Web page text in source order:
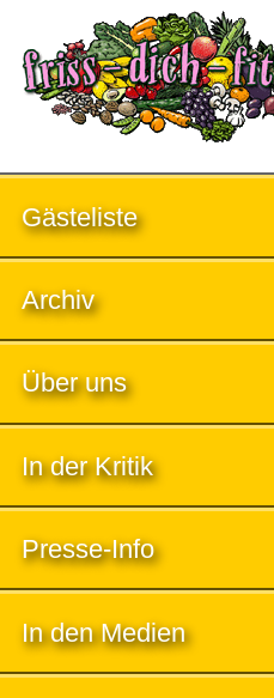
Gästeliste
Archiv
Über uns
In der Kritik
Presse-Info
In den Medien